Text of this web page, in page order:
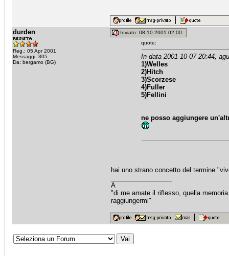
durden
Reg.: 05 Apr 2001
Messaggi: 305
Da: bergamo (BG)
Inviato: 08-10-2001 02:00
quote:
In data 2001-10-07 20:44,
1)Welles
2)Hitch
3)Scorzese
4)Fuller
5)Fellini
ne posso aggiungere
hai uno strano concetto del termine
A
"di me amate il riflesso, quella
raggiungermi"